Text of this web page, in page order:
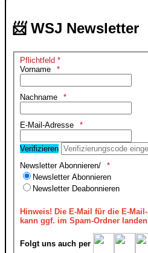
📨 WSJ Newsletter
Pflichtfeld *
Vorname
Nachname
E-Mail-Adresse
Verifizieren
Newsletter Abonnieren/
Newsletter Abonnieren
Newsletter Deabonnieren
Hinweis!Die E-Mail für die E-
kann ggf. im Spam-Ordner
Folgt uns auch per